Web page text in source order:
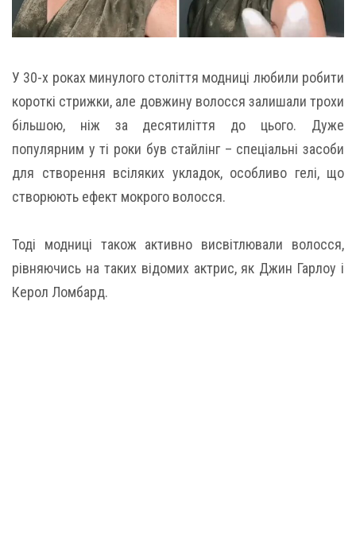
У 30-х роках минулого століття модниці любили робити
короткі стрижки, але довжину волосся залишали трохи
більшою, ніж за десятиліття до цього. Дуже
популярним у ті роки був стайлінг – спеціальні засоби
для створення всіляких укладок, особливо гелі, що
створюють ефект мокрого волосся.
Тоді модниці також активно висвітлювали волосся,
рівняючись на таких відомих актрис, як Джин Гарлоу і
Керол Ломбард.